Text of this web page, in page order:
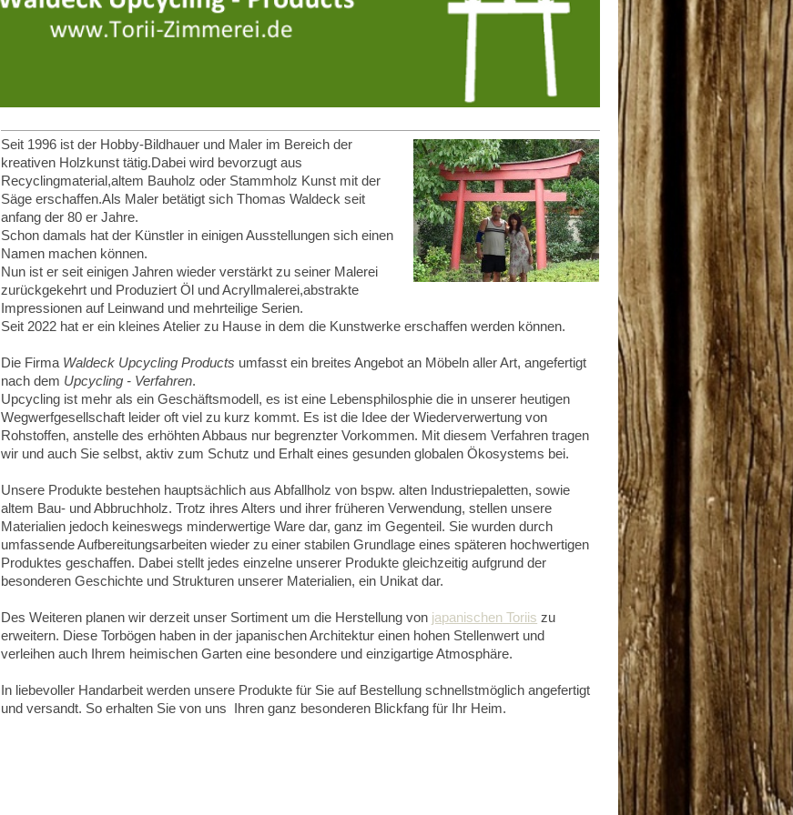
Seit 1996 ist der Hobby-Bildhauer und Maler im Bereich der
kreativen Holzkunst tätig.Dabei wird bevorzugt aus
Recyclingmaterial,altem Bauholz oder Stammholz Kunst mit der
Säge erschaffen.Als Maler betätigt sich Thomas Waldeck seit
anfang der 80 er Jahre.
Schon damals hat der Künstler in einigen Ausstellungen sich einen
Namen machen können.
Nun ist er seit einigen Jahren wieder verstärkt zu seiner Malerei
zurückgekehrt und Produziert Öl und Acryllmalerei,abstrakte
Impressionen auf Leinwand und mehrteilige Serien.
Seit 2022 hat er ein kleines Atelier zu Hause in dem die Kunstwerke erschaffen werden können.
Die Firma Waldeck Upcycling Products umfasst ein breites Angebot an Möbeln aller Art, angefertigt
nach dem Upcycling - Verfahren.
Upcycling ist mehr als ein Geschäftsmodell, es ist eine Lebensphilosphie die in unserer heutigen
Wegwerfgesellschaft leider oft viel zu kurz kommt. Es ist die Idee der Wiederverwertung von
Rohstoffen, anstelle des erhöhten Abbaus nur begrenzter Vorkommen. Mit diesem Verfahren tragen
wir und auch Sie selbst, aktiv zum Schutz und Erhalt eines gesunden globalen Ökosystems bei.
Unsere Produkte bestehen hauptsächlich aus Abfallholz von bspw. alten Industriepaletten, sowie
altem Bau- und Abbruchholz. Trotz ihres Alters und ihrer früheren Verwendung, stellen unsere
Materialien jedoch keineswegs minderwertige Ware dar, ganz im Gegenteil. Sie wurden durch
umfassende Aufbereitungsarbeiten wieder zu einer stabilen Grundlage eines späteren hochwertigen
Produktes geschaffen. Dabei stellt jedes einzelne unserer Produkte gleichzeitig aufgrund der
besonderen Geschichte und Strukturen unserer Materialien, ein Unikat dar.
Des Weiteren planen wir derzeit unser Sortiment um die Herstellung von japanischen Toriis zu
erweitern. Diese Torbögen haben in der japanischen Architektur einen hohen Stellenwert und
verleihen auch Ihrem heimischen Garten eine besondere und einzigartige Atmosphäre.
In liebevoller Handarbeit werden unsere Produkte für Sie auf Bestellung schnellstmöglich angefertigt
und versandt. So erhalten Sie von uns Ihren ganz besonderen Blickfang für Ihr Heim.